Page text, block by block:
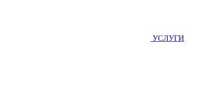
УСЛУГИ